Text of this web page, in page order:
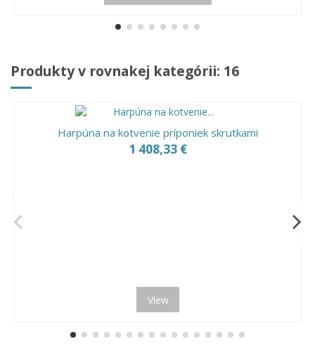
Produkty v rovnakej kategórii: 16
Harpúna na kotvenie príponiek skrutkami
1 408,33 €
View